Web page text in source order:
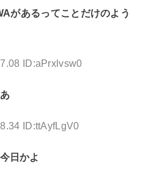
があるってことだけのよう
ID:aPrxlvsw0
ID:ttAyfLgV0
日かよ